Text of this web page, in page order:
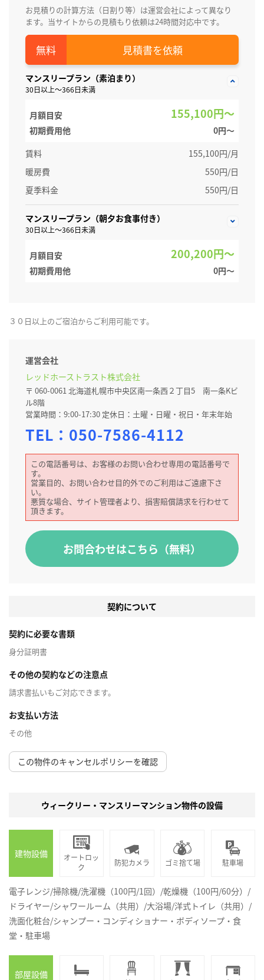
お見積りの計算方法（日割り等）は運営会社によって異なり
ます。当サイトからの見積もり依頼は24時間対応中です。
見積書を依頼
マンスリープラン（素泊まり）
30日以上～366日未満
月額目安 155,100円～
初期費用他
0円〜
賃料
155,100円/月
暖房費
550円/日
夏季料金
550円/日
マンスリープラン（朝夕お食事付き）
30日以上～366日未満
月額目安 200,200円～
初期費用他 0円〜
３０日以上のご宿泊からご利用可能です。
運営会社
レッドホーストラスト株式会社
〒 060-0061 北海道札幌市中央区南一条西２丁目5 南一条Kビ
ル8階
営業時間：9:00-17:30 定休日：土曜・日曜・祝日・年末年始
TEL： 050-7586-4112
この電話番号は、お客様のお問い合わせ専用の電話番号で
す。
営業目的、お問い合わせ目的外でのご利用はご遠慮下さ
い。
悪質な場合、サイト管理者より、損害賠償請求を行わせて
頂きます。
お問合わせはこちら（無料）
契約について
契約に必要な書類
身分証明書
その他の契約などの注意点
請求書払いもご対応できます。
お支払い方法
その他
この物件のキャンセルポリシーを確認
ウィークリー・マンスリーマンション物件の設備
建物設備
オートロッ
ク
防犯カメラ ゴミ捨て場 駐車場
電子レンジ/掃除機/洗濯機（100円/1回）/乾燥機（100円/60分）/
ドライヤー/シャワールーム（共用）/大浴場/洋式トイレ（共用）/
洗面化粧台/シャンプー・コンディショナー・ボディソープ・食
堂・駐車場
部屋設備